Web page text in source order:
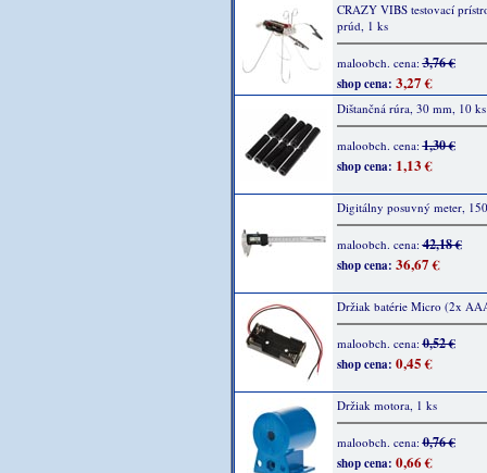
CRAZY VIBS testovací
prúd, 1 ks
maloobch. cena:3,76 €
shop cena: 3,27 €
Dištančná rúra, 30 mm, 10 ks
maloobch. cena:1,30 €
shop cena: 1,13 €
Digitálny posuvný meter,
maloobch. cena:42,18 €
shop cena: 36,67 €
Držiak batérie Micro (2x
maloobch. cena:0,52 €
shop cena: 0,45 €
Držiak motora, 1 ks
maloobch. cena:0,76 €
shop cena: 0,66 €